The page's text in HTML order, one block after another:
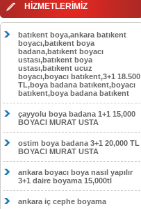
0554 184 41 66
HASKÖY DAİRE BOYAMA 1000TL
EV,İŞYERİ BOYA BADANA USTASI
0554 184 41 66
GÖLBAŞI DAİRE BOYAMA 1000TL
EV,İŞYERİ BOYA BADANA USTASI
0554 184 41 66
SOKULLU DAİRE BOYAMA 1000TL
EV,İŞYERİ BOYA BADANA USTASI
0554 184 41 66
HİZMETLERİMİZ
batıkent boya,ankara batıkent
boyacı,batıkent boya
badana,batıkent boyacı
ustası,batıkent boya
ustası,batıkent ucuz
boyacı,boyacı batıkent,3+1 18.500
TL,boya badana batıkent,boyacı
batıkent,boya badana batıkent
çayyolu boya badana 1+1 15,000
BOYACI MURAT USTA
ostim boya badana 3+1 20,000 TL
BOYACI MURAT USTA
ankara boyacı boya nasıl yapılır
3+1 daire boyama 15,000tl
ankara iç cephe boyama